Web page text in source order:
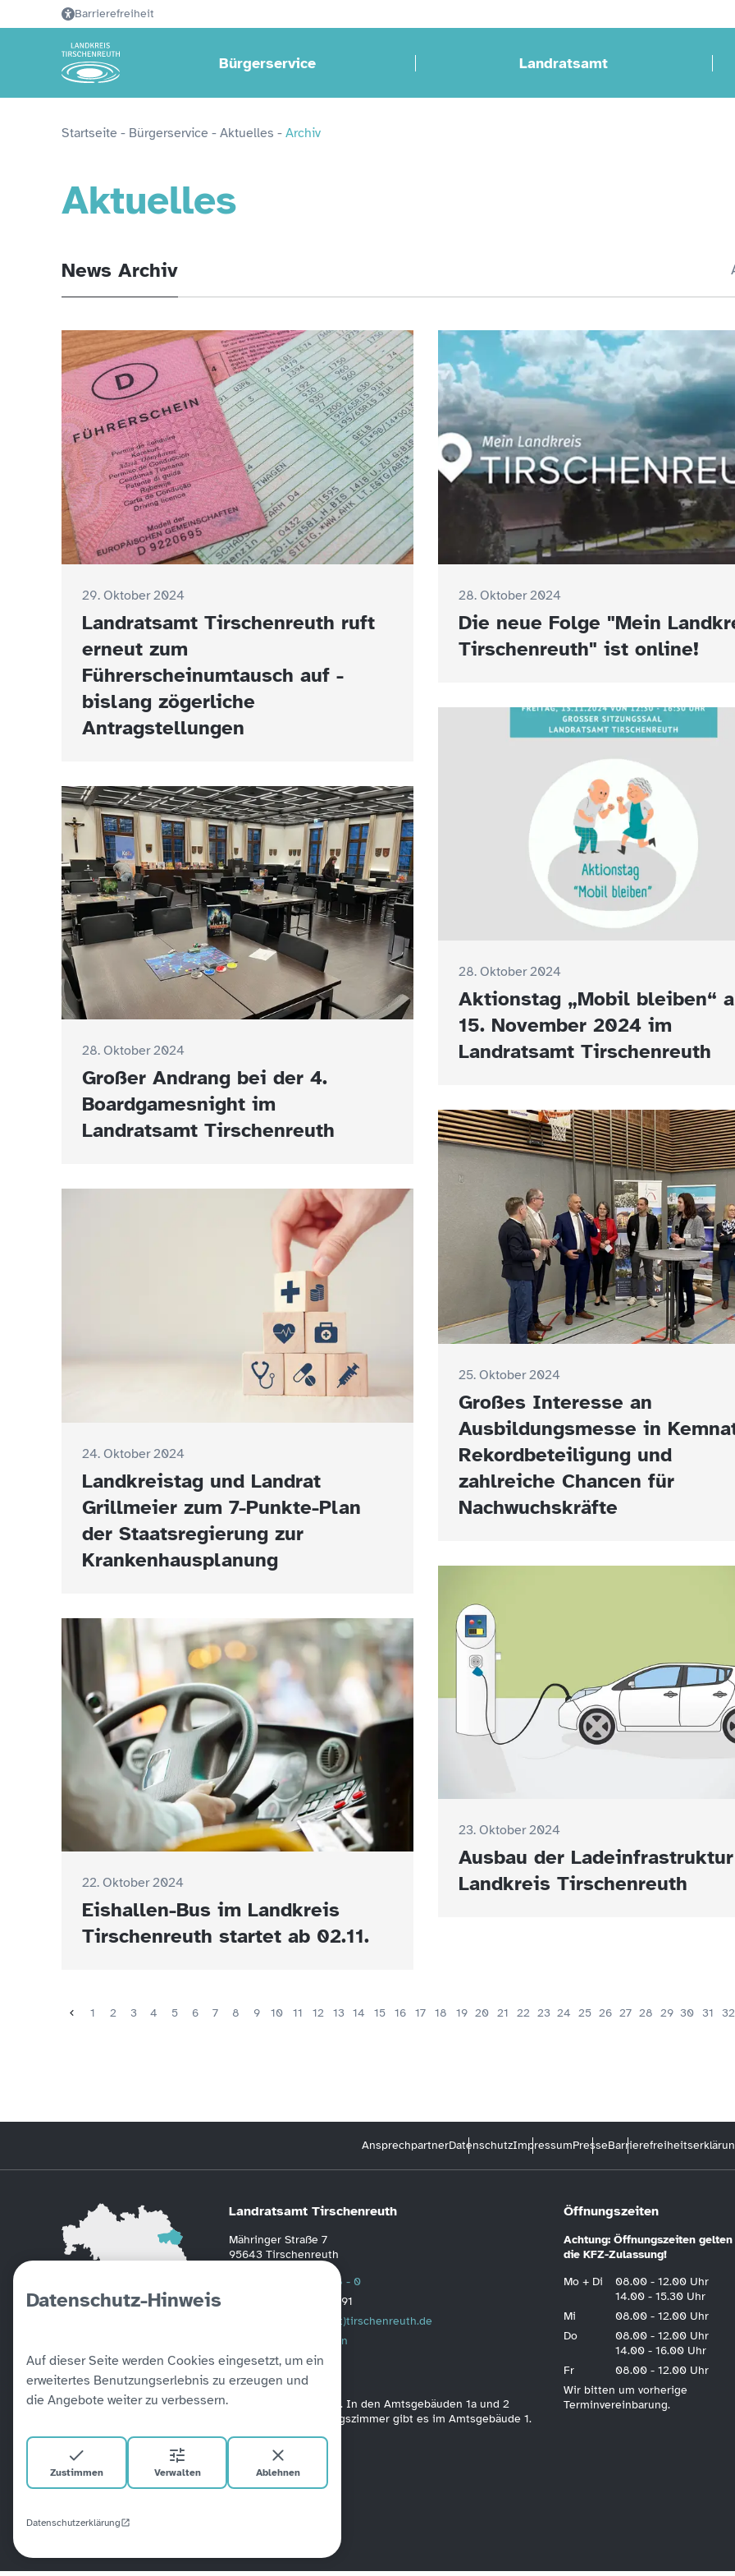
Datenschutz-Hinweis
Auf dieser Seite werden Cookies eingesetzt, um ein
erweitertes Benutzungserlebnis zu erzeugen und
die Angebote weiter zu verbessern.
Zustimmen Verwalten Ablehnen
Datenschutzerklärung
Barrierefreiheit
Bürgerservice Landratsamt
Startseite - Bürgerservice - Aktuelles - Archiv
Aktuelles
News Archiv
29. Oktober 2024
Landratsamt Tirschenreuth ruft
erneut zum
Führerscheinumtausch auf -
bislang zögerliche
Antragstellungen
28. Oktober 2024
Die neue Folge "Mein
Tirschenreuth" ist online!
28. Oktober 2024
Aktionstag „Mobil bleiben“
15. November 2024 im
Landratsamt Tirschenreuth
28. Oktober 2024
Großer Andrang bei der 4.
Boardgamesnight im
Landratsamt Tirschenreuth
25. Oktober 2024
Großes Interesse an
Ausbildungsmesse in
Rekordbeteiligung und
zahlreiche Chancen für
Nachwuchskräfte
24. Oktober 2024
Landkreistag und Landrat
Grillmeier zum 7-Punkte-Plan
der Staatsregierung zur
Krankenhausplanung
23. Oktober 2024
Ausbau der
Landkreis Tirschenreuth
22. Oktober 2024
Eishallen-Bus im Landkreis
Tirschenreuth startet ab 02.11.
1 2 3 4 5 6 7 8 9 10 11 12 13 14 15 16 17 18 19 20 21 22 23 24 25 26 27 28 29 30 31 32
AnsprechpartnerDatenschutzImpressumPresse
Landratsamt Tirschenreuth
Mähringer Straße 7
95643 Tirschenreuth
0 96 31 / 88 - 0
0 96 31 / 2391
poststelle(at)tirschenreuth.de
Weitere Informationen
Alle unsere Amtsgebäude sind barrierefrei verbunden. In den Amtsgebäuden 1a und 2
befinden sich Aufzüge. Ein barrierefreies Besprechungszimmer gibt es im Amtsgebäude 1.
Öffnungszeiten
Achtung: Öffnungszeiten
die KFZ-Zulassung!
Mo + Di
08.00 - 12.00 Uhr
14.00 - 15.30 Uhr
Mi
08.00 - 12.00 Uhr
Do
08.00 - 12.00 Uhr
14.00 - 16.00 Uhr
Fr
08.00 - 12.00 Uhr
Wir bitten um vorherige
Terminvereinbarung.